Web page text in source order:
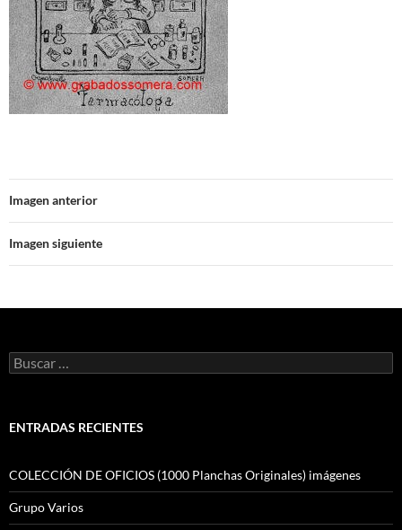
Imagen anterior
Imagen siguiente
Buscar:
ENTRADAS RECIENTES
COLECCIÓN DE OFICIOS (1000 Planchas Originales) imágenes
Grupo Varios